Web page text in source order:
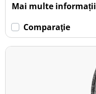
Mai multe informații
Comparaţie